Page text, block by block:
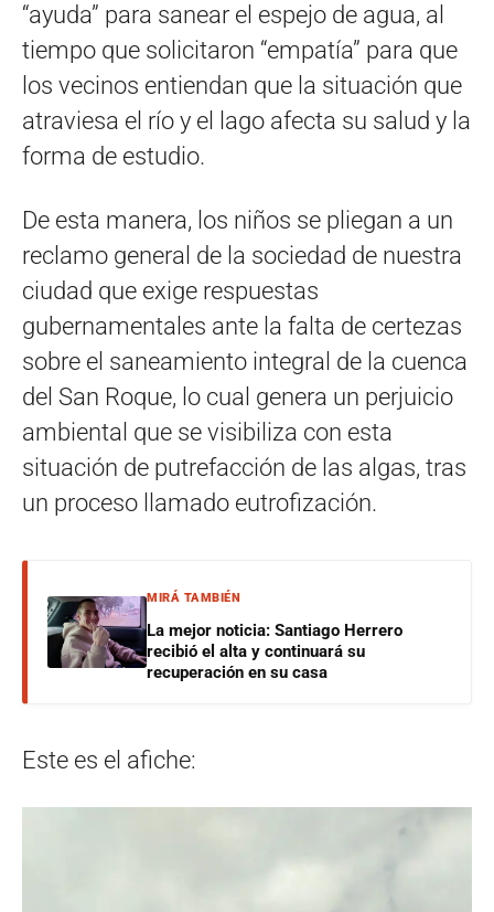
“ayuda” para sanear el espejo de agua, al
tiempo que solicitaron “empatía” para que
los vecinos entiendan que la situación que
atraviesa el río y el lago afecta su salud y la
forma de estudio.
De esta manera, los niños se pliegan a un
reclamo general de la sociedad de nuestra
ciudad que exige respuestas
gubernamentales ante la falta de certezas
sobre el saneamiento integral de la cuenca
del San Roque, lo cual genera un perjuicio
ambiental que se visibiliza con esta
situación de putrefacción de las algas, tras
un proceso llamado eutrofización.
MIRÁ TAMBIÉN
La mejor noticia: Santiago Herrero
recibió el alta y continuará su
recuperación en su casa
Este es el afiche: